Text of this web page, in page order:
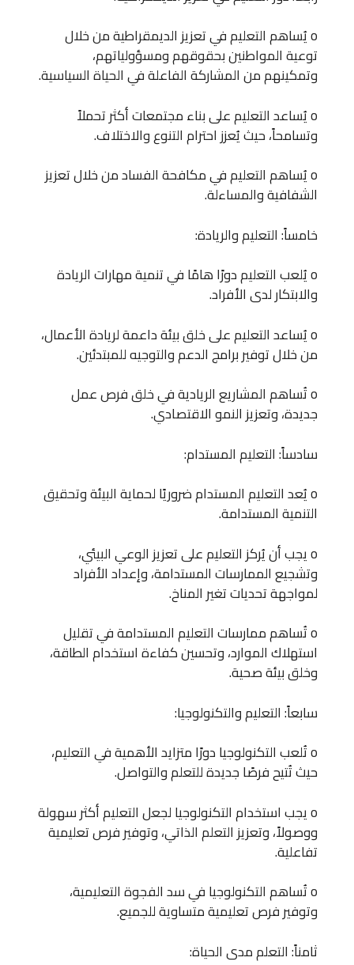
o يُساهم التعليم في تعزيز الديمقراطية من خلال
توعية المواطنين بحقوقهم ومسؤولياتهم،
وتمكينهم من المشاركة الفاعلة في الحياة السياسية.
o يُساعد التعليم على بناء مجتمعات أكثر تحملاً
وتسامحاً، حيث يُعزز احترام التنوع والاختلاف.
o يُساهم التعليم في مكافحة الفساد من خلال تعزيز
الشفافية والمساءلة.
خامساً: التعليم والريادة:
o يُلعب التعليم دورًا هامًا في تنمية مهارات الريادة
والابتكار لدى الأفراد.
o يُساعد التعليم على خلق بيئة داعمة لريادة الأعمال،
من خلال توفير برامج الدعم والتوجيه للمبتدئين.
o تُساهم المشاريع الريادية في خلق فرص عمل
جديدة، وتعزيز النمو الاقتصادي.
سادساً: التعليم المستدام:
o يُعد التعليم المستدام ضروريًا لحماية البيئة وتحقيق
التنمية المستدامة.
o يجب أن يُركز التعليم على تعزيز الوعي البيئي،
وتشجيع الممارسات المستدامة، وإعداد الأفراد
لمواجهة تحديات تغير المناخ.
o تُساهم ممارسات التعليم المستدامة في تقليل
استهلاك الموارد، وتحسين كفاءة استخدام الطاقة،
وخلق بيئة صحية.
سابعاً: التعليم والتكنولوجيا:
o تُلعب التكنولوجيا دورًا متزايد الأهمية في التعليم،
حيث تُتيح فرصًا جديدة للتعلم والتواصل.
o يجب استخدام التكنولوجيا لجعل التعليم أكثر سهولة
ووصولاً، وتعزيز التعلم الذاتي، وتوفير فرص تعليمية
تفاعلية.
o تُساهم التكنولوجيا في سد الفجوة التعليمية،
وتوفير فرص تعليمية متساوية للجميع.
ثامناً: التعلم مدى الحياة: